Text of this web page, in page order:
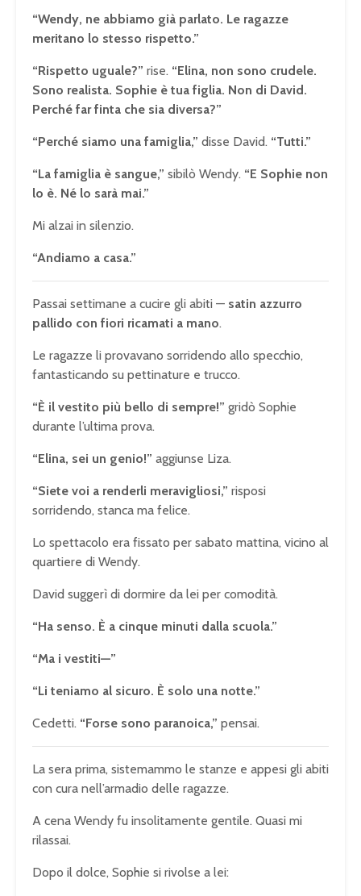
“Wendy, ne abbiamo già parlato. Le ragazze
meritano lo stesso rispetto.”
“Rispetto uguale?” rise. “Elina, non sono crudele.
Sono realista. Sophie è tua figlia. Non di David.
Perché far finta che sia diversa?”
“Perché siamo una famiglia,” disse David. “Tutti.”
“La famiglia è sangue,” sibilò Wendy. “E Sophie non
lo è. Né lo sarà mai.”
Mi alzai in silenzio.
“Andiamo a casa.”
Passai settimane a cucire gli abiti — satin azzurro
pallido con fiori ricamati a mano.
Le ragazze li provavano sorridendo allo specchio,
fantasticando su pettinature e trucco.
“È il vestito più bello di sempre!” gridò Sophie
durante l’ultima prova.
“Elina, sei un genio!” aggiunse Liza.
“Siete voi a renderli meravigliosi,” risposi
sorridendo, stanca ma felice.
Lo spettacolo era fissato per sabato mattina, vicino al
quartiere di Wendy.
David suggerì di dormire da lei per comodità.
“Ha senso. È a cinque minuti dalla scuola.”
“Ma i vestiti—”
“Li teniamo al sicuro. È solo una notte.”
Cedetti. “Forse sono paranoica,” pensai.
La sera prima, sistemammo le stanze e appesi gli abiti
con cura nell’armadio delle ragazze.
A cena Wendy fu insolitamente gentile. Quasi mi
rilassai.
Dopo il dolce, Sophie si rivolse a lei: